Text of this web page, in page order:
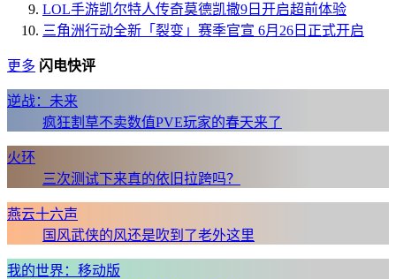
LOL手游凯尔特人传奇莫德凯撒9日开启超前体验
三角洲行动全新「裂变」赛季官宣 6月26日正式开启
更多 闪电快评
逆战：未来
疯狂割草不卖数值PVE玩家的春天来了
火环
三次测试下来真的依旧拉跨吗？
燕云十六声
国风武侠的风还是吹到了老外这里
我的世界：移动版